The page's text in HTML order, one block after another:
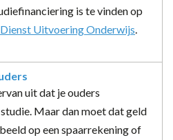
is te vinden op
Dienst Uitvoering Onderwijs.
uit dat je ouders
Maar dan moet dat geld
op een spaarrekening of